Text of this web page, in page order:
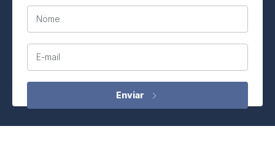
Nome
E-mail